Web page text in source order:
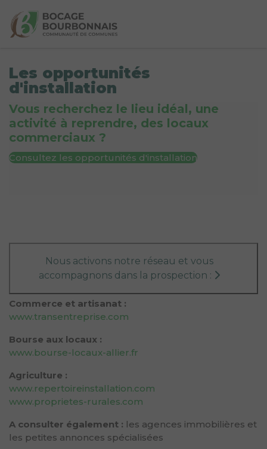
Les opportunités
d'installation
Vous recherchez le lieu idéal, une
activité à reprendre, des locaux
commerciaux ?
Consultez les opportunités d'installation
Nous activons notre réseau et vous
accompagnons dans la prospection :
Commerce et artisanat :
www.transentreprise.com
Bourse aux locaux :
www.bourse-locaux-allier.fr
Agriculture :
www.repertoireinstallation.com
www.proprietes-rurales.com
A consulter également : les agences immobilières et
les petites annonces spécialisées